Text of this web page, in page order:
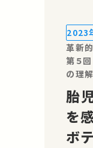
学 農
2023
革新
第５
の理
胎
を
ボ